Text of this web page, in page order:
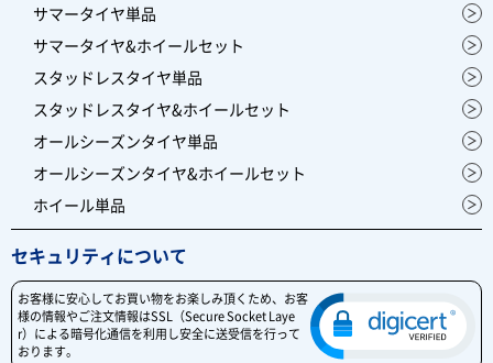
サマータイヤ単品
サマータイヤ&ホイールセット
スタッドレスタイヤ単品
スタッドレスタイヤ&ホイールセット
オールシーズンタイヤ単品
オールシーズンタイヤ&ホイールセット
ホイール単品
セキュリティについて
お客様に安心してお買い物をお楽しみ頂くため、お客
様の情報やご注文情報はSSL（Secure Socket Laye
r）による暗号化通信を利用し安全に送受信を行って
おります。